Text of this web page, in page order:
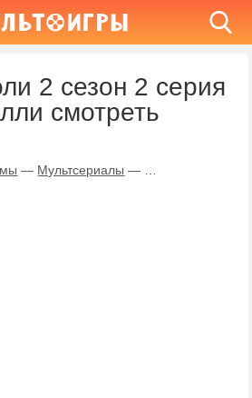
2 сезон 2 серия
смотреть
— Мультсериалы —